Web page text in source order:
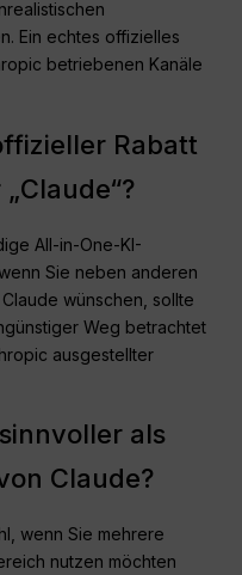
Ein echtes offizielles
betriebenen Kanäle
Rabatt
All-in-One-KI-
Sie neben anderen
wünschen, sollte
Weg betrachtet
ausgestellter
als
Claude?
wenn Sie mehrere
nutzen möchten